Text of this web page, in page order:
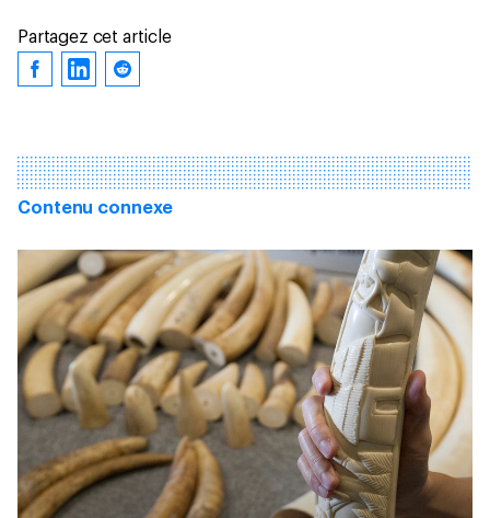
Partagez cet article
Contenu connexe